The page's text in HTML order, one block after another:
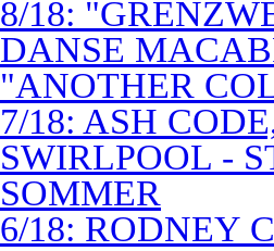
8/18:
DANSE
"ANOTHER
7/18: ASH
SWIRLPOOL -
SOMMER
6/18: RODNEY